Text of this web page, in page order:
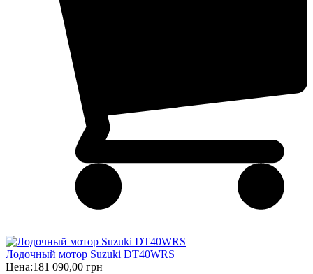
Лодочный мотор Suzuki DT40WRS
Цена:181 090,00 грн